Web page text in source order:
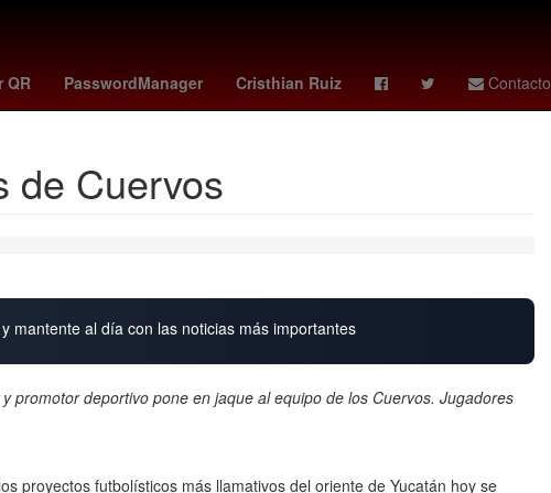
QR PasswordManager Cristhian Ruiz Contacto
Curry curry Deadpool botafogo vs 26 de julio
de Cuervos
mantente al día con las noticias más importantes
promotor deportivo pone en jaque al equipo de los Cuervos. Jugadores
proyectos futbolísticos más llamativos del oriente de Yucatán hoy se